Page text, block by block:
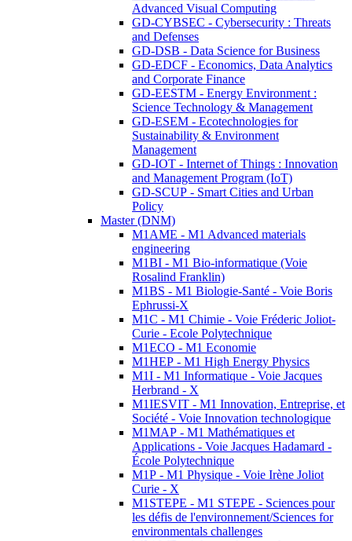
Advanced Visual Computing
GD-CYBSEC - Cybersecurity : Threats
and Defenses
GD-DSB - Data Science for Business
GD-EDCF - Economics, Data Analytics
and Corporate Finance
GD-EESTM - Energy Environment :
Science Technology & Management
GD-ESEM - Ecotechnologies for
Sustainability & Environment
Management
GD-IOT - Internet of Things : Innovation
and Management Program (IoT)
GD-SCUP - Smart Cities and Urban
Policy
Master (DNM)
M1AME - M1 Advanced materials
engineering
M1BI - M1 Bio-informatique (Voie
Rosalind Franklin)
M1BS - M1 Biologie-Santé - Voie Boris
Ephrussi-X
M1C - M1 Chimie - Voie Fréderic Joliot-
Curie - Ecole Polytechnique
M1ECO - M1 Economie
M1HEP - M1 High Energy Physics
M1I - M1 Informatique - Voie Jacques
Herbrand - X
M1IESVIT - M1 Innovation, Entreprise, et
Société - Voie Innovation technologique
M1MAP - M1 Mathématiques et
Applications - Voie Jacques Hadamard -
École Polytechnique
M1P - M1 Physique - Voie Irène Joliot
Curie - X
M1STEPE - M1 STEPE - Sciences pour
les défis de l'environnement/Sciences for
environmentals challenges